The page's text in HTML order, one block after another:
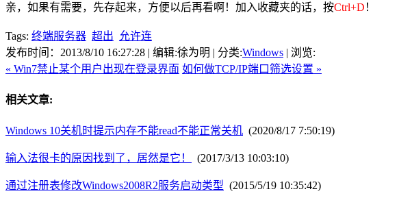
亲，如果有需要，先存起来，方便以后再看啊！加入收藏夹的话，按Ctrl+D ！
Tags: 终端服务器 超出
允许连
发布时间：2013/8/10 16:27:28 | 编辑:徐为明 | 分类:Windows | 浏览:
« Win7禁止某个用户出现在登录界面 如何做TCP/IP端口筛选设置 »
相关文章:
Windows 10关机时提示内存不能read不能正常关机 (2020/8/17 7:50:19)
输入法很卡的原因找到了，居然是它！ (2017/3/13 10:03:10)
通过注册表修改Windows2008R2服务启动类型 (2015/5/19 10:35:42)